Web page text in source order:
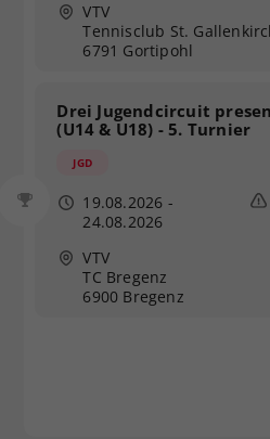
VTV
Tennisclub St.
6791 Gortipohl
Drei Jugendcircuit
(U14 & U18) - 5. Turnier
JGD
19.08.2026 -
24.08.2026
VTV
TC Bregenz
6900 Bregenz